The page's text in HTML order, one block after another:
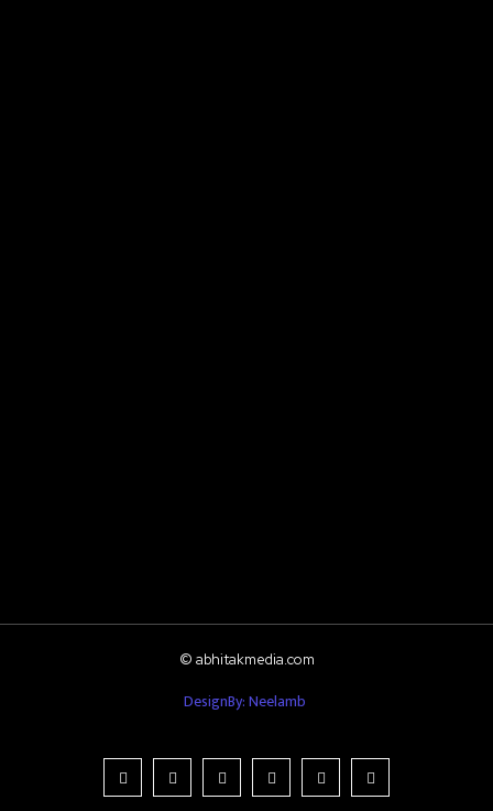
© abhitakmedia.com
DesignBy: Neelamb